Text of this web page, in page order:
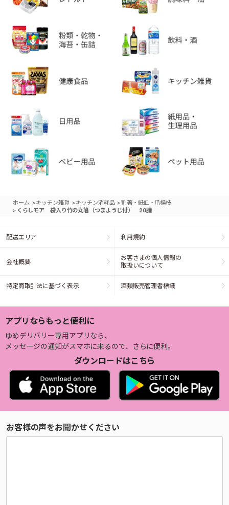
ホーム >キッチン雑貨 >キッチン消耗品 >割箸・紙皿・爪楊枝
> くらしモア 袋入り竹の丸箸（つまようじ付） 20膳
配送エリア 利用規約
会社概要
お客さまの個人情報の
取扱いについて
特定商取引法に基づく表示 酒類販売管理者標識
アプリならもっと便利に
ゆめデリバリー専用アプリなら、
メッセージの通知がスマホに来るので、さらに便利。
ダウンロードはこちら
お客様の声をお聞かせください